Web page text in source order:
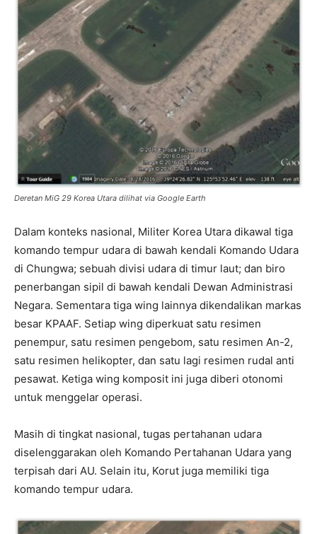
Deretan MiG 29 Korea Utara dilihat via Google Earth
Dalam konteks nasional, Militer Korea Utara dikawal tiga
komando tempur udara di bawah kendali Komando Udara
di Chungwa; sebuah divisi udara di timur laut; dan biro
penerbangan sipil di bawah kendali Dewan Administrasi
Negara. Sementara tiga wing lainnya dikendalikan markas
besar KPAAF. Setiap wing diperkuat satu resimen
penempur, satu resimen pengebom, satu resimen An-2,
satu resimen helikopter, dan satu lagi resimen rudal anti
pesawat. Ketiga wing komposit ini juga diberi otonomi
untuk menggelar operasi.
Masih di tingkat nasional, tugas pertahanan udara
diselenggarakan oleh Komando Pertahanan Udara yang
terpisah dari AU. Selain itu, Korut juga memiliki tiga
komando tempur udara.